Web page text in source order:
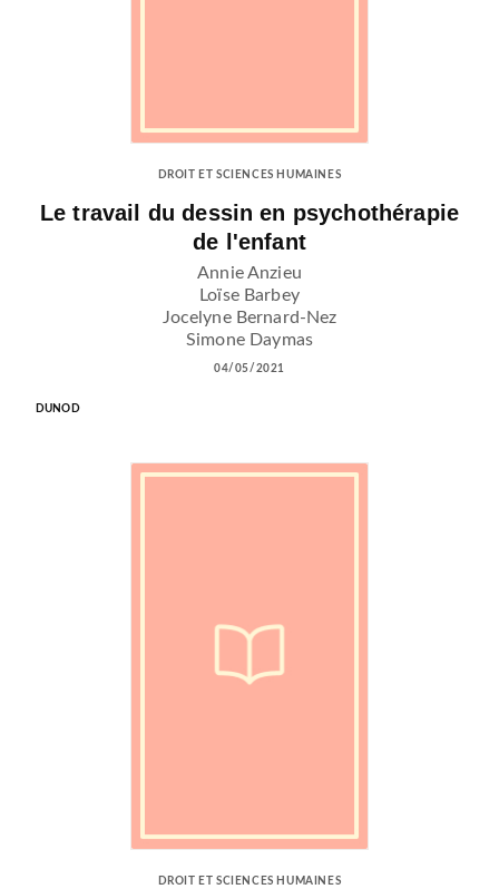
DROIT ET SCIENCES HUMAINES
Le travail du dessin en psychothérapie
de l'enfant
Annie Anzieu
Loïse Barbey
Jocelyne Bernard-Nez
Simone Daymas
04/05/2021
DUNOD
DROIT ET SCIENCES HUMAINES